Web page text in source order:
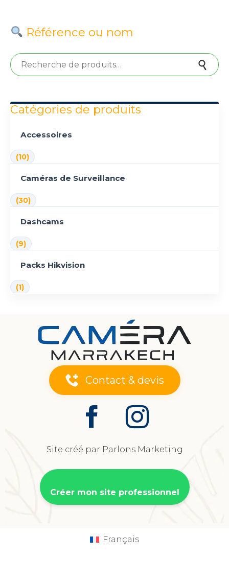
Référence ou nom
Recherche pour :
Catégories de produits
Accessoires
(10)
Caméras de Surveillance
(30)
Dashcams
(9)
Packs Hikvision
(1)
Contact & devis
Site créé par Parlons Marketing
Créer mon site professionnel
Français